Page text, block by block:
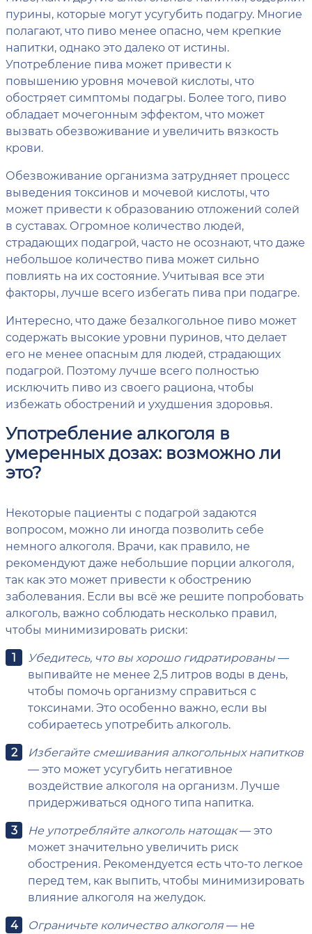
пурины, которые могут усугубить подагру. Многие
полагают, что пиво менее опасно, чем крепкие
напитки, однако это далеко от истины.
Употребление пива может привести к
повышению уровня мочевой кислоты, что
обостряет симптомы подагры. Более того, пиво
обладает мочегонным эффектом, что может
вызвать обезвоживание и увеличить вязкость
крови.
Обезвоживание организма затрудняет процесс
выведения токсинов и мочевой кислоты, что
может привести к образованию отложений солей
в суставах. Огромное количество людей,
страдающих подагрой, часто не осознают, что даже
небольшое количество пива может сильно
повлиять на их состояние. Учитывая все эти
факторы, лучше всего избегать пива при подагре.
Интересно, что даже безалкогольное пиво может
содержать высокие уровни пуринов, что делает
его не менее опасным для людей, страдающих
подагрой. Поэтому лучше всего полностью
исключить пиво из своего рациона, чтобы
избежать обострений и ухудшения здоровья.
Употребление алкоголя в
умеренных дозах: возможно ли
это?
Некоторые пациенты с подагрой задаются
вопросом, можно ли иногда позволить себе
немного алкоголя. Врачи, как правило, не
рекомендуют даже небольшие порции алкоголя,
так как это может привести к обострению
заболевания. Если вы всё же решите попробовать
алкоголь, важно соблюдать несколько правил,
чтобы минимизировать риски:
Убедитесь, что вы хорошо гидратированы—
выпивайте не менее 2,5 литров воды в день,
чтобы помочь организму справиться с
токсинами. Это особенно важно, если вы
собираетесь употребить алкоголь.
Избегайте смешивания алкогольных напитков
— это может усугубить негативное
воздействие алкоголя на организм. Лучше
придерживаться одного типа напитка.
Не употребляйте алкоголь натощак— это
может значительно увеличить риск
обострения. Рекомендуется есть что-то легкое
перед тем, как выпить, чтобы минимизировать
влияние алкоголя на желудок.
Ограничьте количество алкоголя— не